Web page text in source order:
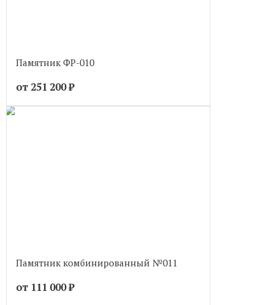
Памятник ФР-010
от 251 200₽
Памятник комбинированный №011
от 111 000₽